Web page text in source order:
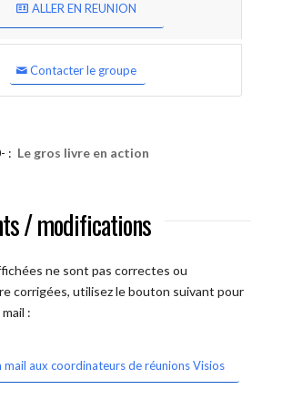
ALLER EN REUNION
Contacter le groupe
: Le gros livre en action
/ modifications
ne sont pas correctes ou
corrigées, utilisez le bouton suivant pour
:
mail aux coordinateurs de réunions Visios